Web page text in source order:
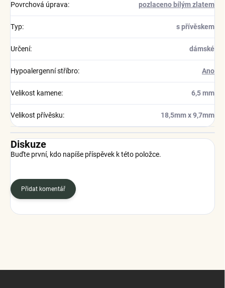
Povrchová úprava: pozlaceno bílým zlatem
Typ: s přívěskem
Určení: dámské
Hypoalergenní stříbro: Ano
Velikost kamene: 6,5 mm
Velikost přívěsku: 18,5mm x 9,7mm
Diskuze
Buďte první, kdo napíše příspěvek k této položce.
Přidat komentář